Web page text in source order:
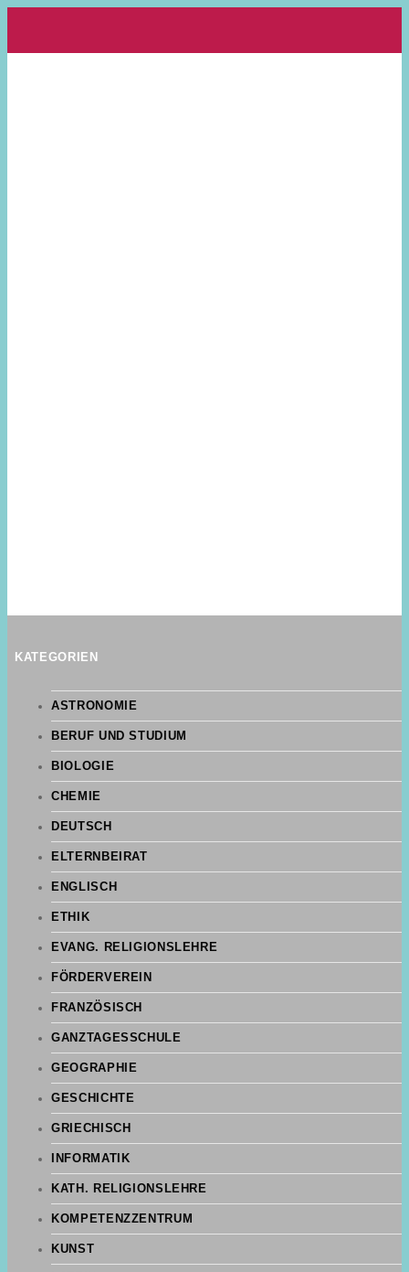
KATEGORIEN
ASTRONOMIE
BERUF UND STUDIUM
BIOLOGIE
CHEMIE
DEUTSCH
ELTERNBEIRAT
ENGLISCH
ETHIK
EVANG. RELIGIONSLEHRE
FÖRDERVEREIN
FRANZÖSISCH
GANZTAGESSCHULE
GEOGRAPHIE
GESCHICHTE
GRIECHISCH
INFORMATIK
KATH. RELIGIONSLEHRE
KOMPETENZZENTRUM
KUNST